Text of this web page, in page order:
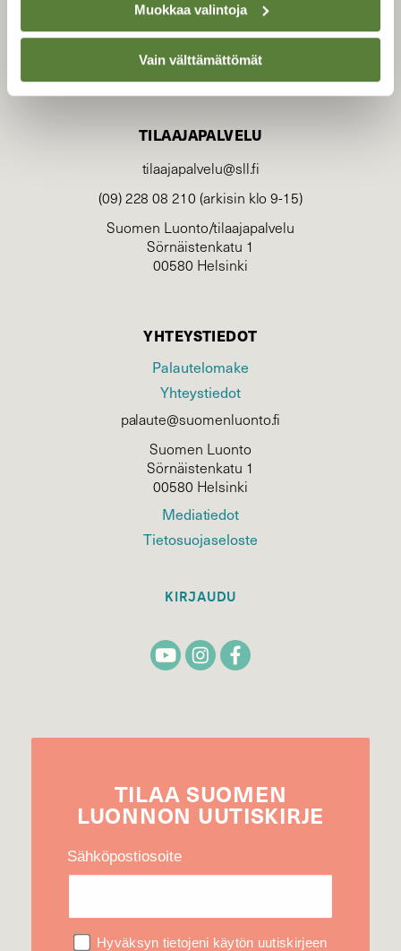
Muokkaa valintoja
Vain välttämättömät
TILAAJAPALVELU
tilaajapalvelu@sll.fi
(09) 228 08 210 (arkisin klo 9-15)
Suomen Luonto/tilaajapalvelu
Sörnäistenkatu 1
00580 Helsinki
YHTEYSTIEDOT
Palautelomake
Yhteystiedot
palaute@suomenluonto.fi
Suomen Luonto
Sörnäistenkatu 1
00580 Helsinki
Mediatiedot
Tietosuojaseloste
KIRJAUDU
TILAA SUOMEN
LUONNON UUTIS­KIRJE
Sähköpostiosoite
Hyväksyn tietojeni käytön uutiskirjeen